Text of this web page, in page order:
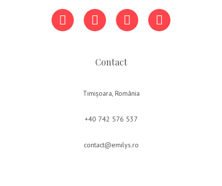
Contact
Timișoara, România
+40 742 576 537
contact@emilys.ro